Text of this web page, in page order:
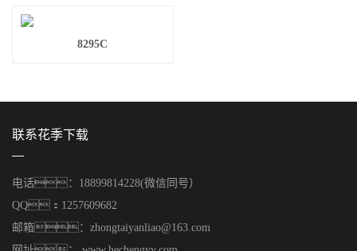
8295C
联系花季下载
电话：18899814228(微信同号）
QQ：1257609682
邮箱：zhongtaiyanliao@163.com